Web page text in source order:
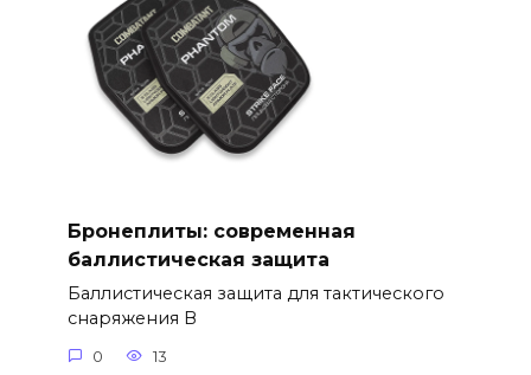
Бронеплиты: современная
баллистическая защита
Баллистическая защита для тактического
снаряжения В
0 13